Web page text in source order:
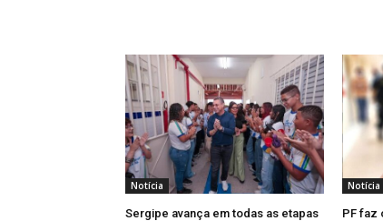
Notícia
Sergipe avança em todas as etapas
Notícia
PF faz